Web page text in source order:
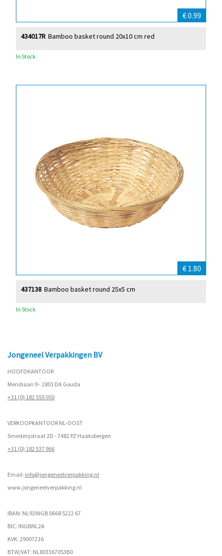
€ 0.99
Bamboo basket round 20x10 cm red
434017R
In Stock
€ 1.80
Bamboo basket round 25x5 cm
437138
In Stock
Jongeneel Verpakkingen BV
HOOFDKANTOOR
Meridiaan 9 - 2801 DA Gouda
+31 (0) 182 555 050
VERKOOPKANTOOR NL-OOST
Smederijstraat 2D - 7482 PZ Haaksbergen
+31 (0) 182 537 966
Email: info@jongeneelverpakking.nl
www.jongeneelverpakking.nl
IBAN: NL92INGB 0668 5222 67
BIC: INGBNL2A
KVK: 29007216
BTW/VAT: NL803367053B0